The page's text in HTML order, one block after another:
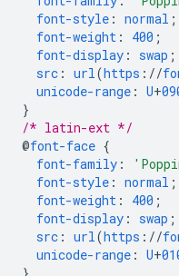
font-style : normal ;
font-weight : 400 ;
font-display : swap ;
src : url (https ://
unicode-range : U+
}
/* latin-ext */
@font-face {
font-family :
font-style : normal ;
font-weight : 400 ;
font-display : swap ;
src : url (https ://
unicode-range : U+